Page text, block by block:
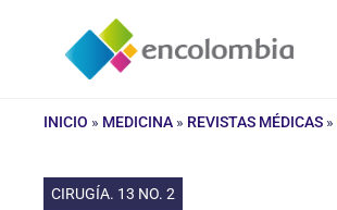
contenido
INICIO » MEDICINA » REVISTAS MÉDICAS »
CIRUGÍA. 13 NO. 2